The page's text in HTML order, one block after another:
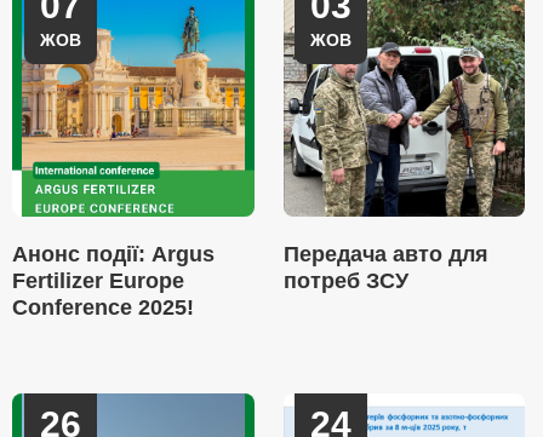
ЖОВ
Анонс події: Argus
Fertilizer Europe
Conference 2025!
ЖОВ
Передача авто для
потреб ЗСУ
26 24